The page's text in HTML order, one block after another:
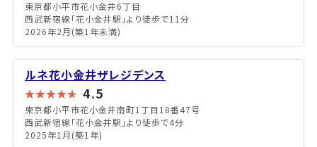
東京都小平市花小金井6丁目
西武新宿線「花小金井駅」より徒歩で11分
2026年2月(築1年未満)
ルネ花小金井ザレジデンス
4.5
東京都小平市花小金井南町1丁目18番47号
西武新宿線「花小金井駅」より徒歩で4分
2025年1月(築1年)